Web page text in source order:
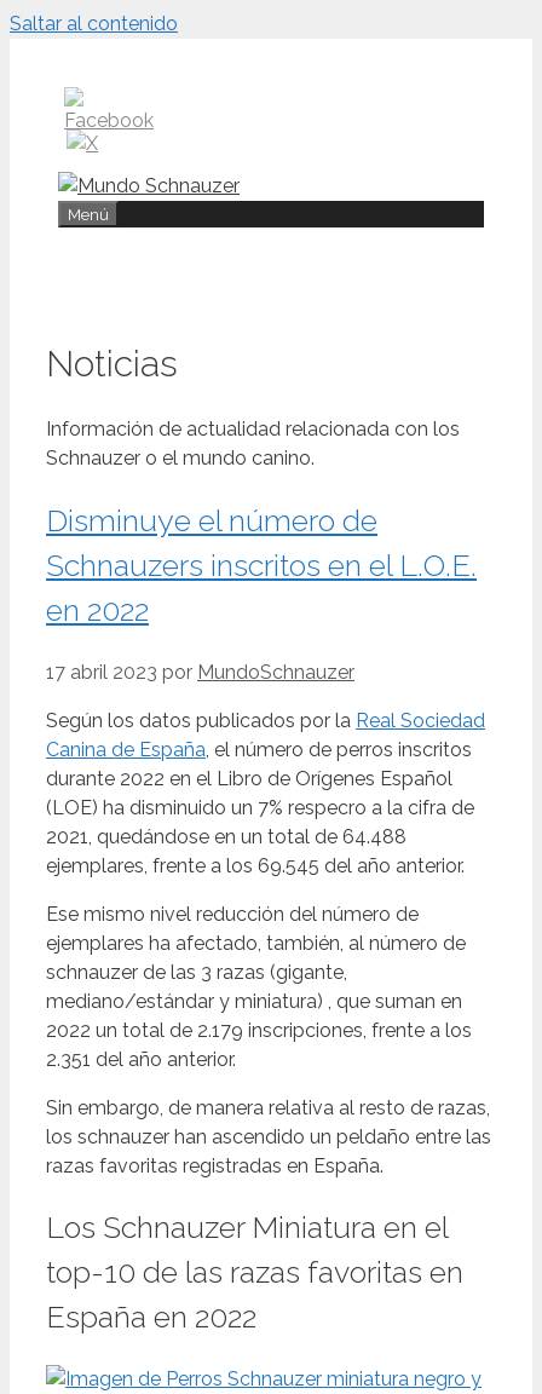
Saltar al contenido
Menú
Noticias
Información de actualidad relacionada con los
Schnauzer o el mundo canino.
Disminuye el número de
Schnauzers inscritos en el L.O.E.
en 2022
17 abril 2023 por MundoSchnauzer
Según los datos publicados por la Real Sociedad
Canina de España , el número de perros inscritos
durante 2022 en el Libro de Orígenes Español
(LOE) ha disminuido un 7% respecro a la cifra de
2021, quedándose en un total de 64.488
ejemplares, frente a los 69.545 del año anterior.
Ese mismo nivel reducción del número de
ejemplares ha afectado, también, al número de
schnauzer de las 3 razas (gigante,
mediano/estándar y miniatura) , que suman en
2022 un total de 2.179 inscripciones, frente a los
2.351 del año anterior.
Sin embargo, de manera relativa al resto de razas,
los schnauzer han ascendido un peldaño entre las
razas favoritas registradas en España.
Los Schnauzer Miniatura en el
top-10 de las razas favoritas en
España en 2022